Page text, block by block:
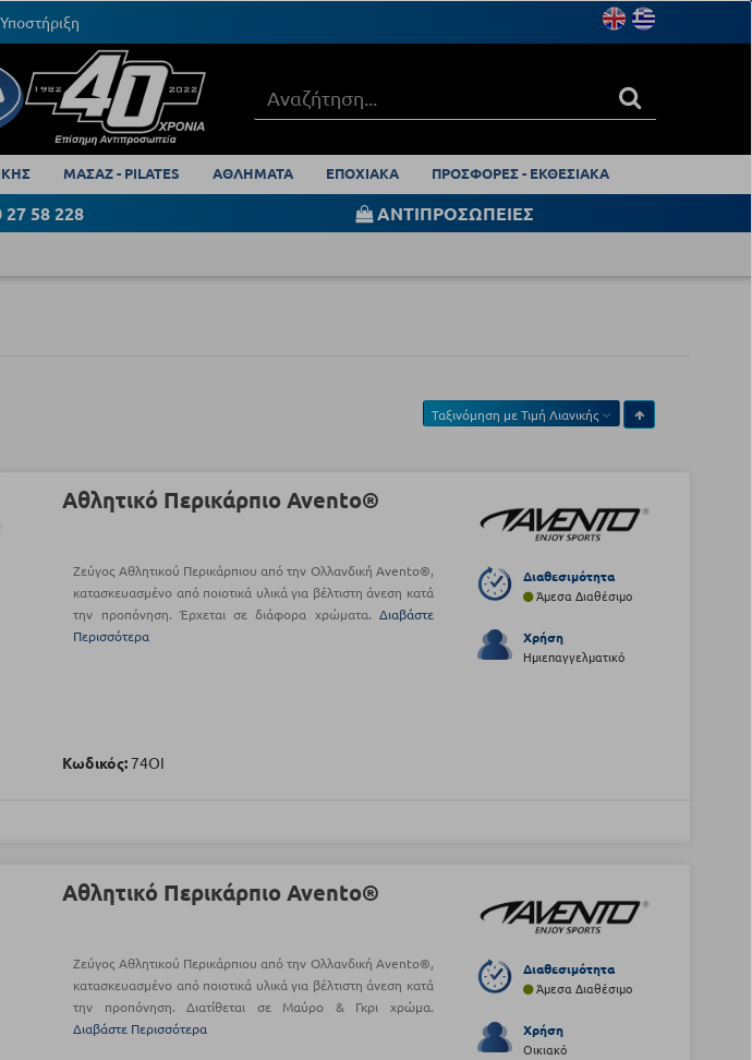
ΜΑΣΑΖ - PILATES ΑΘΛΗΜΑΤΑ ΕΠΟΧΙΑΚΑ ΠΡΟΣΦΟΡΕΣ - ΕΚΘΕΣΙΑΚΑ
27 58 228 ΑΝΤΙΠΡΟΣΩΠΕΙΕΣ
Ταξινόμηση μεΤιμή Λιανικής
Αθλητικό Περικάρπιο Avento®
Ζεύγος Αθλητικού Περικάρπιου από την Ολλανδική Avento®,
κατασκευασμένο από ποιοτικά υλικά για βέλτιστη άνεση κατά
την προπόνηση. Έρχεται σε διάφορα χρώματα. Διαβάστε
Περισσότερα
Κωδικός: 74OI
Διαθεσιμότητα
Άμεσα Διαθέσιμο
Χρήση
Ημιεπαγγελματικό
Αθλητικό Περικάρπιο Avento®
Ζεύγος Αθλητικού Περικάρπιου από την Ολλανδική Avento®,
κατασκευασμένο από ποιοτικά υλικά για βέλτιστη άνεση κατά
την προπόνηση. Διατίθεται σε Μαύρο & Γκρι χρώμα.
Διαβάστε Περισσότερα
Διαθεσιμότητα
Άμεσα Διαθέσιμο
Χρήση
Οικιακό